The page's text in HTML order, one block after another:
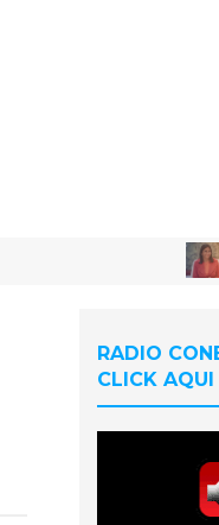
RADIO
CLICK AQUI